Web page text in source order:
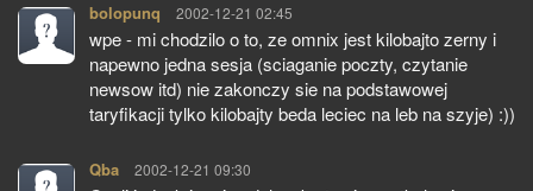
bolopunq pisze:
2002-12-21 02:45
wpe - mi chodzilo o to, ze omnix jest kilobajto zerny i
napewno jedna sesja (sciaganie poczty, czytanie
newsow itd) nie zakonczy sie na podstawowej
taryfikacji tylko kilobajty beda leciec na leb na szyje) :))
Qba pisze:
2002-12-21 09:30